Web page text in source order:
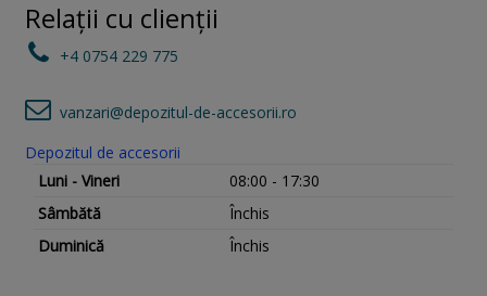
Relații cu clienții
+4 0754 229 775
vanzari@depozitul-de-accesorii.ro
Depozitul de accesorii
Luni - Vineri
08:00 - 17:30
Sâmbătă
Închis
Duminică
Închis